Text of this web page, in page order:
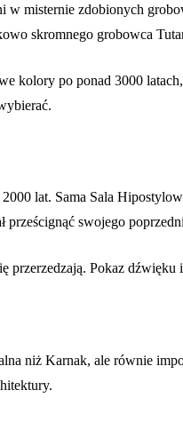
misternie zdobionych
skromnego grobowca
kolory po ponad 3000
lat. Sama Sala
swojego
przerzedzają. Pokaz
niż Karnak, ale równie